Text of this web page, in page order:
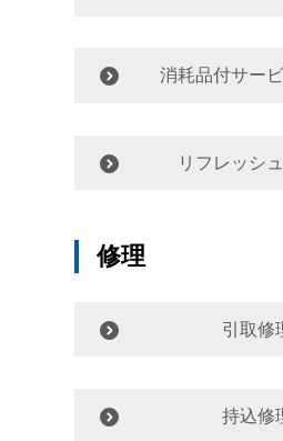
消耗品付サー
リフレッシ
修理
引取修
持込修